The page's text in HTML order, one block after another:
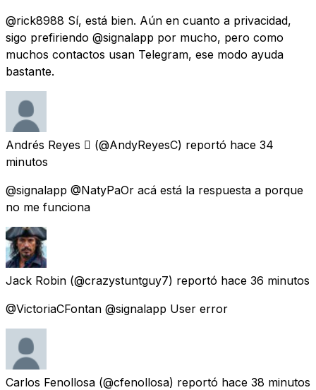
@rick8988 Sí, está bien. Aún en cuanto a privacidad,
sigo prefiriendo @signalapp por mucho, pero como
muchos contactos usan Telegram, ese modo ayuda
bastante.
Andrés Reyes  (@AndyReyesC) reportó hace 34
minutos
@signalapp @NatyPaOr acá está la respuesta a porque
no me funciona
Jack Robin (@crazystuntguy7) reportó hace 36 minutos
@VictoriaCFontan @signalapp User error
Carlos Fenollosa (@cfenollosa) reportó hace 38 minutos